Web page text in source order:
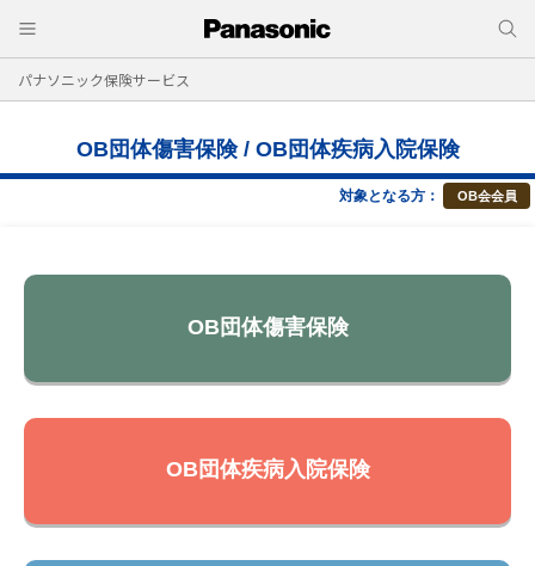
パナソニック保険サービス
OB団体傷害保険 / OB団体疾病入院保険
対象となる方： OB会会員
OB団体傷害保険
OB団体疾病入院保険